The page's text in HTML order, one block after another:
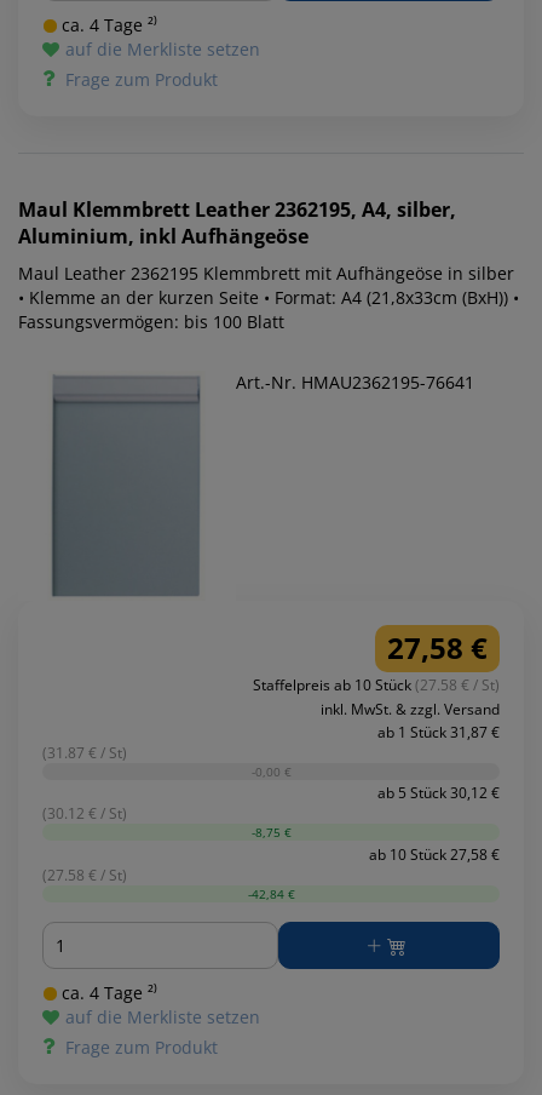
ca. 4 Tage ²⁾
auf die Merkliste setzen
Frage zum Produkt
Maul Klemmbrett Leather 2362195, A4, silber,
Aluminium, inkl Aufhängeöse
Maul Leather 2362195 Klemmbrett mit Aufhängeöse in silber
• Klemme an der kurzen Seite • Format: A4 (21,8x33cm (BxH)) •
Fassungsvermögen: bis 100 Blatt
Art.-Nr. HMAU2362195-76641
27,58 €
Staffelpreis ab 10 Stück(27.58 € / St)
inkl. MwSt. & zzgl. Versand
ab 1 Stück 31,87 €
(31.87 € / St)
-0,00 €
ab 5 Stück 30,12 €
(30.12 € / St)
-8,75 €
ab 10 Stück 27,58 €
(27.58 € / St)
-42,84 €
Menge
ca. 4 Tage ²⁾
auf die Merkliste setzen
Frage zum Produkt